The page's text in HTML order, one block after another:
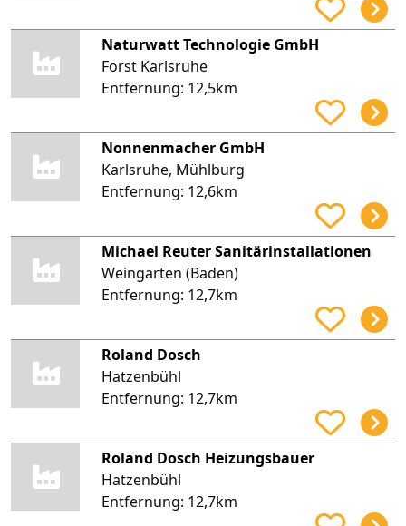
Naturwatt Technologie GmbH
Forst Karlsruhe
Entfernung: 12,5km
Nonnenmacher GmbH
Karlsruhe, Mühlburg
Entfernung: 12,6km
Michael Reuter Sanitärinstallationen
Weingarten (Baden)
Entfernung: 12,7km
Roland Dosch
Hatzenbühl
Entfernung: 12,7km
Roland Dosch Heizungsbauer
Hatzenbühl
Entfernung: 12,7km